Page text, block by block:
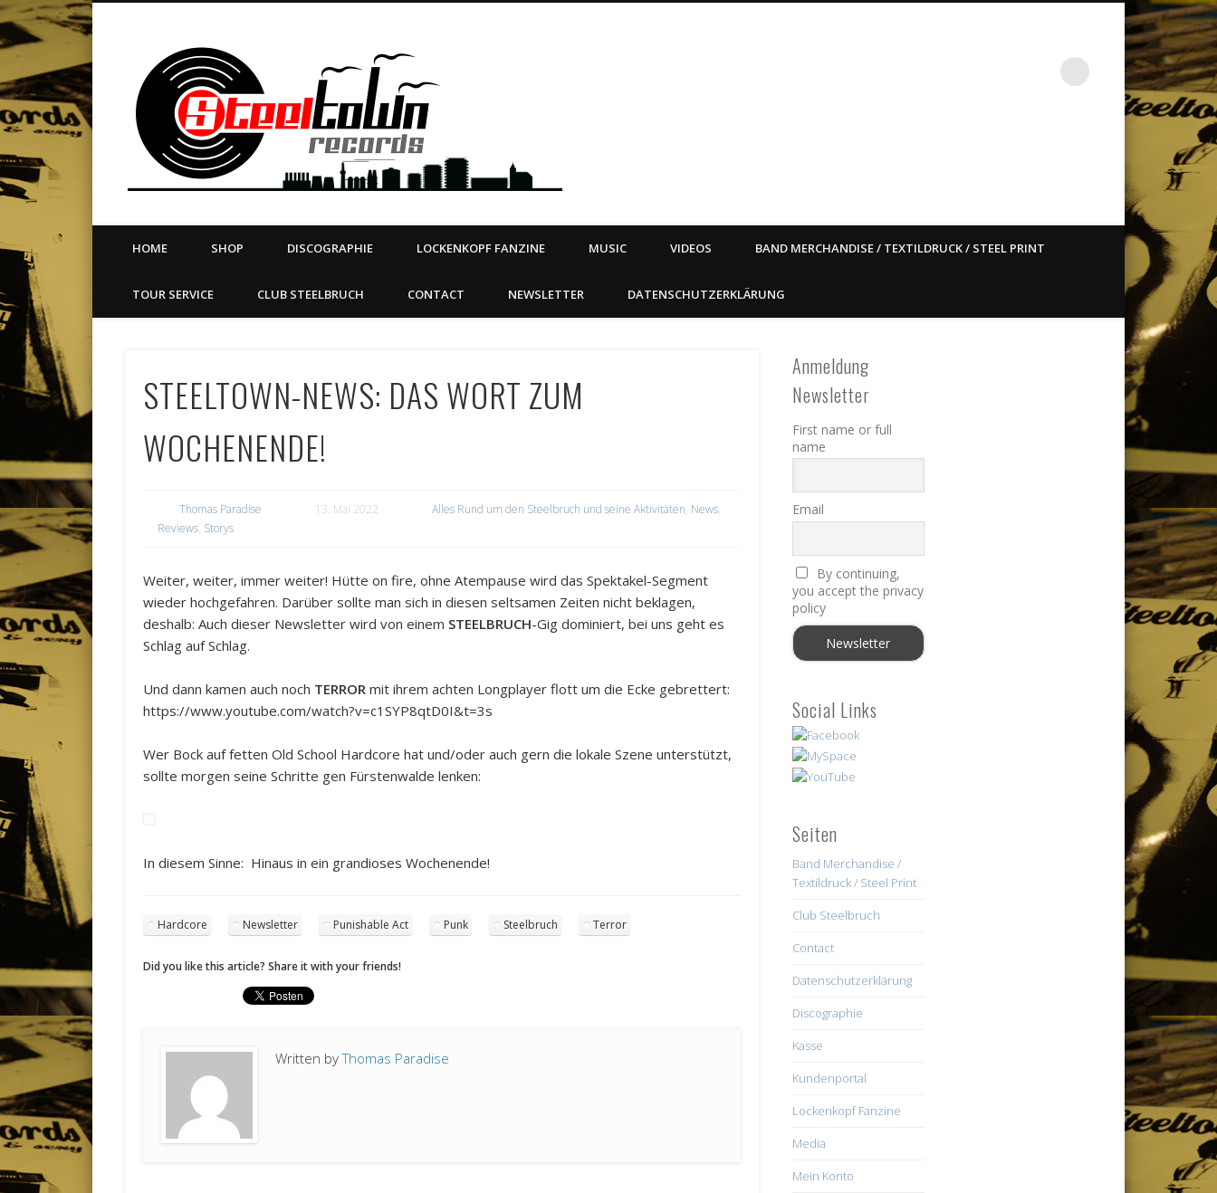
Steeltown Records – East ain`t dead so straight
LABEL | MERCH | PRINT | DIY | FANZINE | TOURSERVICE | BOOKING
VimeoDribble LinkedIn
HOME SHOP DISCOGRAPHIE LOCKENKOPF FANZINE MUSIC VIDEOS BAND MERCHANDISE / TEXTILDRUCK / STEEL PRINT
TOUR SERVICE CLUB STEELBRUCH CONTACT NEWSLETTER DATENSCHUTZERKLÄRUNG
STEELTOWN-NEWS: DAS WORT ZUM
WOCHENENDE!
Thomas Paradise 13. Mai 2022 Alles Rund um den Steelbruch und seine Aktivitäten, News,
Reviews, Storys
Weiter, weiter, immer weiter! Hütte on fire, ohne Atempause wird das Spektakel-Segment
wieder hochgefahren. Darüber sollte man sich in diesen seltsamen Zeiten nicht beklagen,
deshalb: Auch dieser Newsletter wird von einem STEELBRUCH-Gig dominiert, bei uns geht es
Schlag auf Schlag.
Und dann kamen auch noch TERROR mit ihrem achten Longplayer flott um die Ecke gebrettert:
https://www.youtube.com/watch?v=c1SYP8qtD0I&t=3s
Wer Bock auf fetten Old School Hardcore hat und/oder auch gern die lokale Szene unterstützt,
sollte morgen seine Schritte gen Fürstenwalde lenken:
In diesem Sinne: Hinaus in ein grandioses Wochenende!
Hardcore Newsletter Punishable Act Punk Steelbruch Terror
Did you like this article? Share it with your friends!
Written byThomas Paradise
Anmeldung
Newsletter
First name or full
name
Email
By continuing,
you accept the privacy
policy
Social Links
Seiten
Band Merchandise /
Textildruck / Steel Print
Club Steelbruch
Contact
Datenschutzerklärung
Discographie
Kasse
Kundenportal
Lockenkopf Fanzine
Media
Mein Konto